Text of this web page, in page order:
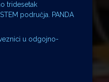
tridesetak
područja. PANDA
u odgojno-